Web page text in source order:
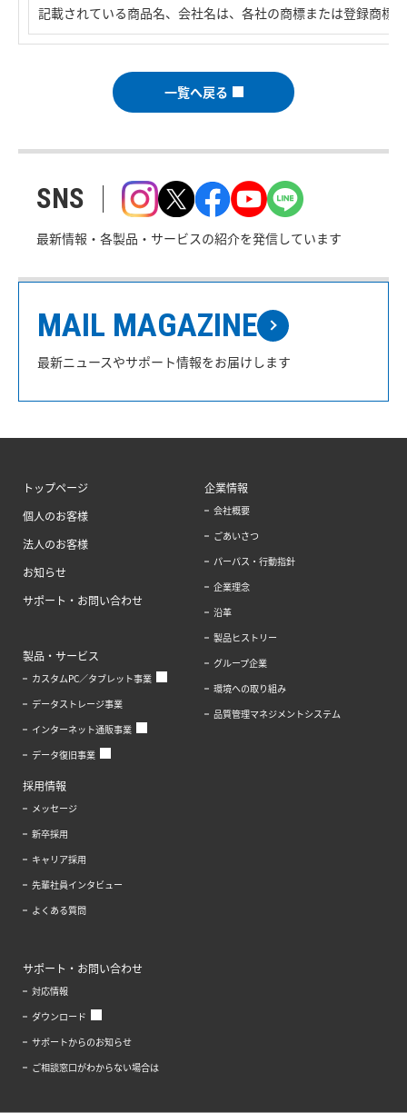
記載されている商品名、会社名は、各社の商標または登録商標
一覧へ戻る
SNS
最新情報・各製品・サービスの紹介を発信しています
MAIL MAGAZINE
最新ニュースやサポート情報をお届けします
トップページ
個人のお客様
法人のお客様
お知らせ
サポート・お問い合わせ
製品・サービス
カスタムPC／タブレット事業
データストレージ事業
インターネット通販事業
データ復旧事業
企業情報
会社概要
ごあいさつ
パーパス・行動指針
企業理念
沿革
製品ヒストリー
グループ企業
環境への取り組み
品質管理マネジメントシステム
採用情報
メッセージ
新卒採用
キャリア採用
先輩社員インタビュー
よくある質問
サポート・お問い合わせ
対応情報
ダウンロード
サポートからのお知らせ
ご相談窓口がわからない場合は